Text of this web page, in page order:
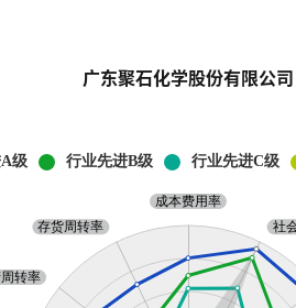
广东聚石化学股份有限公司